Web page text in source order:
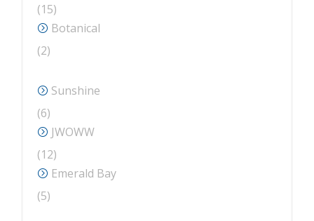
1515
produse
Botanical
22
Sunshine
66
produse
JWOWW
1212
produse
Emerald Bay
55